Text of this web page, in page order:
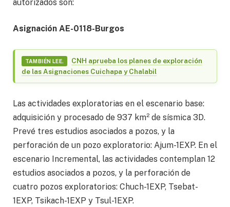
autorizados son:
Asignación AE-0118-Burgos
TAMBIÉN LEE.
CNH aprueba los planes de exploración
de las Asignaciones Cuichapa y Chalabil
Las actividades exploratorias en el escenario base:
adquisición y procesado de 937 km² de sísmica 3D.
Prevé tres estudios asociados a pozos, y la
perforación de un pozo exploratorio: Ajum-1EXP. En el
escenario Incremental, las actividades contemplan 12
estudios asociados a pozos, y la perforación de
cuatro pozos exploratorios: Chuch-1EXP, Tsebat-
1EXP, Tsikach-1EXP y Tsul-1EXP.